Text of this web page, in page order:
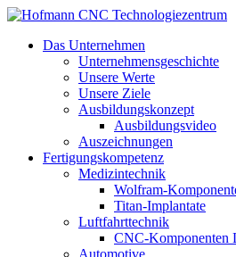
Das Unternehmen
Unternehmensgeschichte
Unsere Werte
Unsere Ziele
Ausbildungskonzept
Ausbildungsvideo
Auszeichnungen
Fertigungskompetenz
Medizintechnik
Wolfram-
Titan-Implantate
Luftfahrttechnik
CNC-Komponenten
Automotive